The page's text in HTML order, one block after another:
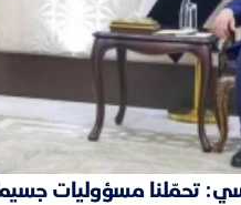
تحمّلنا مسؤوليات